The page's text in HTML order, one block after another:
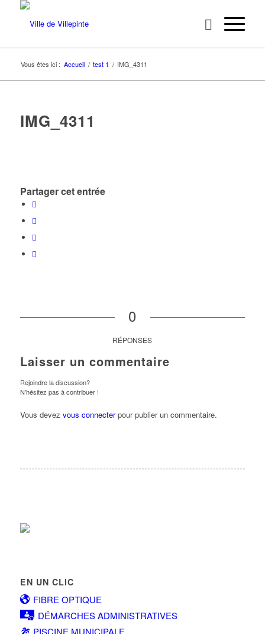
Vous êtes ici : Accueil / test 1 / IMG_4311
IMG_4311
Partager cet entrée
0
RÉPONSES
Laisser un commentaire
Rejoindre la discussion?
N’hésitez pas à contribuer !
Vous devez vous connecterpour publier un commentaire.
EN UN CLIC
FIBRE OPTIQUE
DÉMARCHES ADMINISTRATIVES
PISCINE MUNICIPALE